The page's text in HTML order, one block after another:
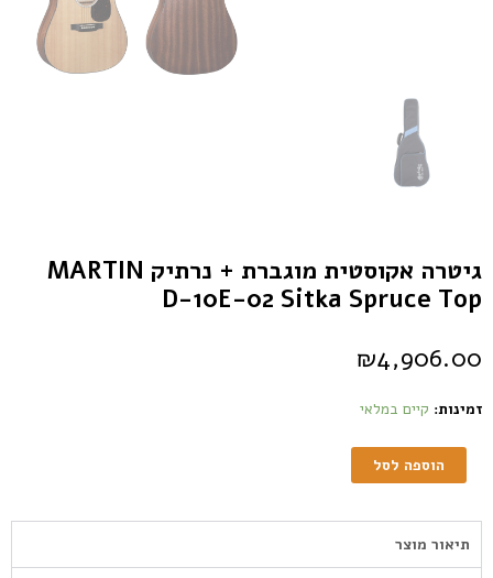
גיטרה אקוסטית מוגברת + נרתיק MARTIN
D-10E-02 Sitka Spruce Top
₪4,906.00
זמינות: קיים במלאי
הוספה לסל
תיאור מוצר